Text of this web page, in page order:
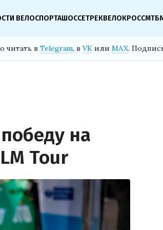
ВЕЛОСПОРТАШОССЕТРЕКВЕЛОКРОССМТБ
читать в Telegram, в VK или MAX.
на
Tour